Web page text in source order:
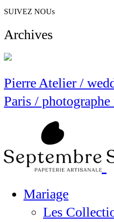
SUIVEZ NOUs
Archives
Pierre Atelier /
Paris / photographe
Mariage
Les